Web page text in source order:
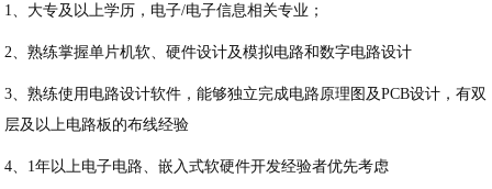
1、大专及以上学历，电子/电子信息相关专业；
2、熟练掌握单片机软、硬件设计及模拟电路和数字电路设计
3、熟练使用电路设计软件，能够独立完成电路原理图及PCB设计，有双
层及以上电路板的布线经验
4、1年以上电子电路、嵌入式软硬件开发经验者优先考虑